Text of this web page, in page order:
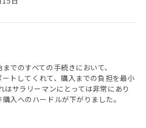
でのすべての手続きにおいて、
ートしてくれて、購入までの負担を最小
はサラリーマンにとっては非常にあり
入へのハードルが下がりました。